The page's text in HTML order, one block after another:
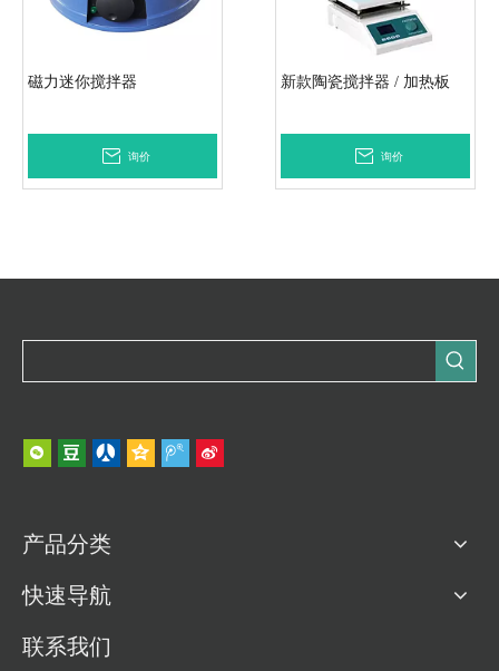
磁力迷你搅拌器
询价
新款陶瓷搅拌器 / 加热板
询价
产品分类
快速导航
联系我们